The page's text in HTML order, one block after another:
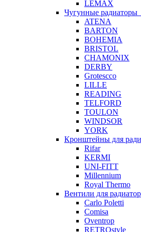
LEMAX
Чугунные радиаторы
ATENA
BARTON
BOHEMIA
BRISTOL
CHAMONIX
DERBY
Grotescco
LILLE
READING
TELFORD
TOULON
WINDSOR
YORK
Кронштейны для
Rifar
KERMI
UNI-FITT
Millennium
Royal Thermo
Вентили для
Carlo Poletti
Comisa
Oventrop
RETROstyle